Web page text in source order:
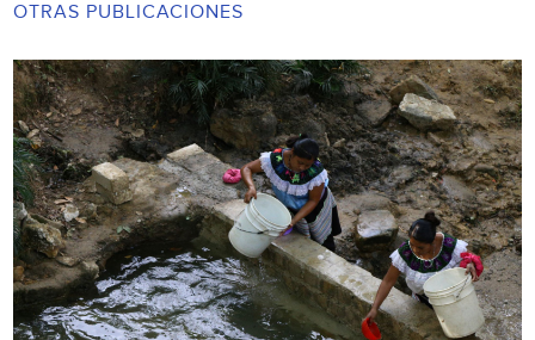
OTRAS PUBLICACIONES